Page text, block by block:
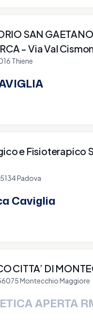
SAN GAETANO
- Via Val
Thiene
e Fisioterapico
Padova
Caviglia
CITTA’ DI
Montecchio Maggiore
APERTA